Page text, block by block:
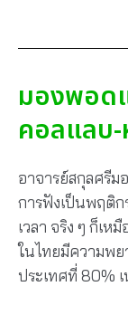
มองพอด
คอลแลบ-
อาจารย์สกุลศรีม
การฟังเป็นพฤติก
เวลา จริง ๆ ก็เ
ในไทยมีความพย
ประเทศที่ 80%